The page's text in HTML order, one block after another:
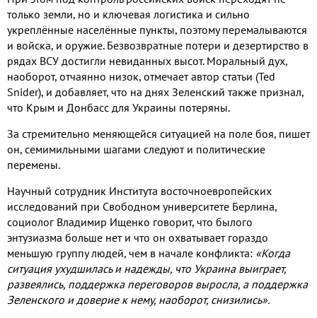
только земли, но и ключевая логистика и сильно
укреплённые населённые пункты, поэтому перемалываются
и войска, и оружие. Безвозвратные потери и дезертирство в
рядах ВСУ достигли невиданных высот. Моральный дух,
наоборот, отчаянно низок, отмечает автор статьи (Ted
Snider), и добавляет, что на днях Зеленский также признал,
что Крым и Донбасс для Украины потеряны.
За стремительно меняющейся ситуацией на поле боя, пишет
он, семимильными шагами следуют и политические
перемены.
Научный сотрудник Института восточноевропейских
исследований при Свободном университете Берлина,
социолог Владимир Ищенко говорит, что былого
энтузиазма больше нет и что он охватывает гораздо
меньшую группу людей, чем в начале конфликта: «Когда
ситуация ухудшилась и надежды, что Украина выиграет,
развеялись, поддержка переговоров выросла, а поддержка
Зеленского и доверие к нему, наоборот, снизились».